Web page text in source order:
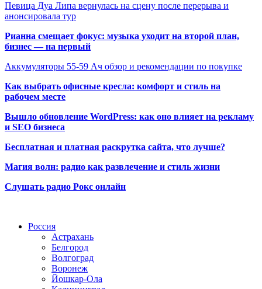
Певица Дуа Липа вернулась на сцену после перерыва и
анонсировала тур
Рианна смещает фокус: музыка уходит на второй план,
бизнес — на первый
Аккумуляторы 55-59 Ач обзор и рекомендации по покупке
Как выбрать офисные кресла: комфорт и стиль на
рабочем месте
Вышло обновление WordPress: как оно влияет на рекламу
и SEO бизнеса
Бесплатная и платная раскрутка сайта, что лучше?
Магия волн: радио как развлечение и стиль жизни
Слушать радио Рокс онлайн
Россия
Астрахань
Белгород
Волгоград
Воронеж
Йошкар-Ола